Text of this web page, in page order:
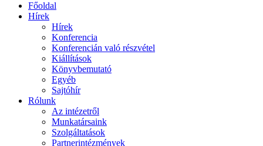
Főoldal
Hírek
Hírek
Konferencia
Konferencián való részvétel
Kiállítások
Könyvbemutató
Egyéb
Sajtóhír
Rólunk
Az intézetről
Munkatársaink
Szolgáltatások
Partnerintézmények